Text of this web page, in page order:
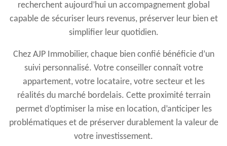
recherchent aujourd’hui un accompagnement global
capable de sécuriser leurs revenus, préserver leur bien et
simplifier leur quotidien.
Chez AJP Immobilier, chaque bien confié bénéficie d’un
suivi personnalisé. Votre conseiller connaît votre
appartement, votre locataire, votre secteur et les
réalités du marché bordelais. Cette proximité terrain
permet d’optimiser la mise en location, d’anticiper les
problématiques et de préserver durablement la valeur de
votre investissement.